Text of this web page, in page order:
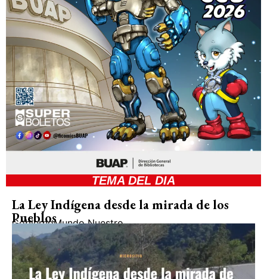
TEMA DEL DIA
La Ley Indígena desde la mirada de los
Pueblos
GobiernoMundo Nuestro